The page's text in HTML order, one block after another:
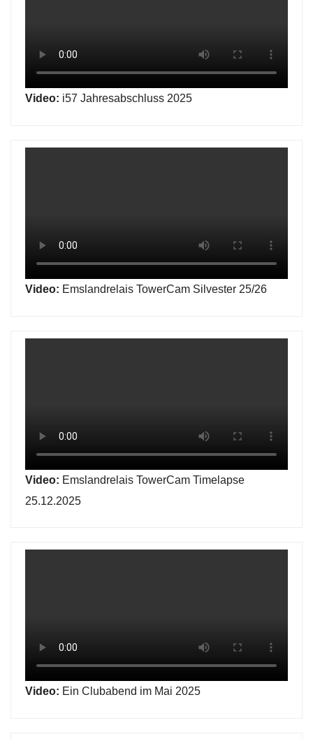
Video: i57 Jahresabschluss 2025
Video: Emslandrelais TowerCam Silvester 25/26
Video: Emslandrelais TowerCam Timelapse
25.12.2025
Video: Ein Clubabend im Mai 2025